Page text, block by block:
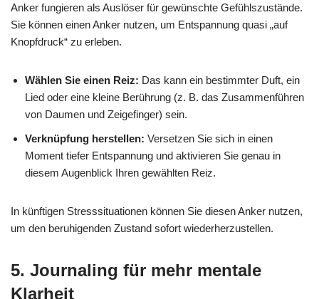
Anker fungieren als Auslöser für gewünschte Gefühlszustände.
Sie können einen Anker nutzen, um Entspannung quasi „auf
Knopfdruck“ zu erleben.
Wählen Sie einen Reiz: Das kann ein bestimmter Duft, ein
Lied oder eine kleine Berührung (z. B. das Zusammenführen
von Daumen und Zeigefinger) sein.
Verknüpfung herstellen: Versetzen Sie sich in einen
Moment tiefer Entspannung und aktivieren Sie genau in
diesem Augenblick Ihren gewählten Reiz.
In künftigen Stresssituationen können Sie diesen Anker nutzen,
um den beruhigenden Zustand sofort wiederherzustellen.
5. Journaling für mehr mentale
Klarheit